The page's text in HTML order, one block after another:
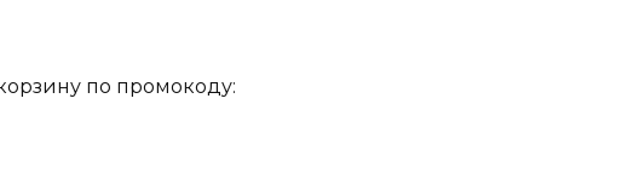
по промокоду: